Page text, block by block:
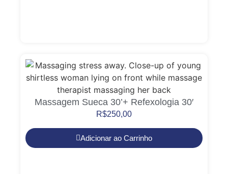
Massagem Sueca 30’+ Refexologia 30′
R$250,00
Adicionar ao Carrinho